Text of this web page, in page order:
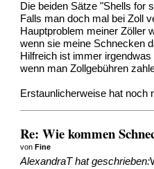
Die beiden Sätze "Shells for
Falls man doch mal bei Zoll
Hauptproblem meiner Zöller
wenn sie meine Schnecken
Hilfreich ist immer
wenn man Zollgebühren
Erstaunlicherweise hat noch
Re: Wie kommen
vonFine
AlexandraT hat geschrieben: